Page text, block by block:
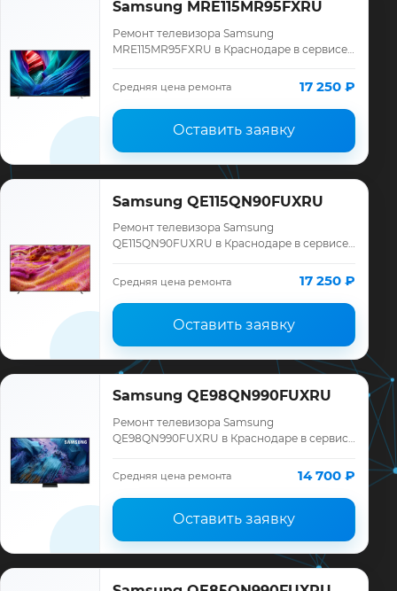
Samsung MRE115MR95FXRU
Ремонт телевизора Samsung
MRE115MR95FXRU в Краснодаре в сервисе
Samsung, смета до ремонта, запчасти и
гарантия до 12 меся…
Средняя цена ремонта 17 250 ₽
Оставить заявку
Samsung QE115QN90FUXRU
Ремонт телевизора Samsung
QE115QN90FUXRU в Краснодаре в сервисе
Samsung, смета до ремонта, запчасти и
гарантия до 12 меся…
Средняя цена ремонта 17 250 ₽
Оставить заявку
Samsung QE98QN990FUXRU
Ремонт телевизора Samsung
QE98QN990FUXRU в Краснодаре в сервисе
Samsung, смета до ремонта, запчасти и
гарантия до 12 меся…
Средняя цена ремонта 14 700 ₽
Оставить заявку